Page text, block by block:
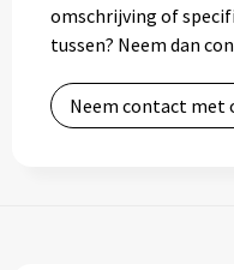
omschrijving of
tussen? Neem dan
Neem contact met